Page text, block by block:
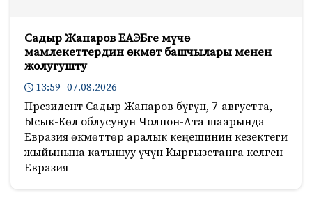
Садыр Жапаров ЕАЭБге мүчө
мамлекеттердин өкмөт башчылары менен
жолугушту
13:59 07.08.2026
Президент Садыр Жапаров бүгүн, 7-августта,
Ысык-Көл облусунун Чолпон-Ата шаарында
Евразия өкмөттөр аралык кеңешинин кезектеги
жыйынына катышуу үчүн Кыргызстанга келген
Евразия